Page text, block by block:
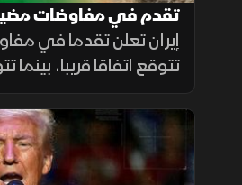
تقدم في مفاوضات
تترقب وقف إطلاق النار
إيران تعلن تقدما في
تتوقع اتفاقا قريبا،
اللبنانية الإسرائيلية في
استهداف سفينة مدنية
أممية بشأن غزة.